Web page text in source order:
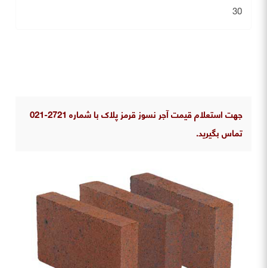
30
جهت استعلام قیمت آجر نسوز قرمز پلاک با شماره 2721-021
تماس بگیرید.